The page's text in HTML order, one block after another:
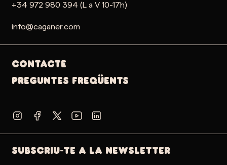
+34 972 980 394 (L a V 10-17h)
info@caganer.com
Contacte
PREGUNTES FREQÜENTS
SUBSCRIU-TE A LA NEWSLETTER